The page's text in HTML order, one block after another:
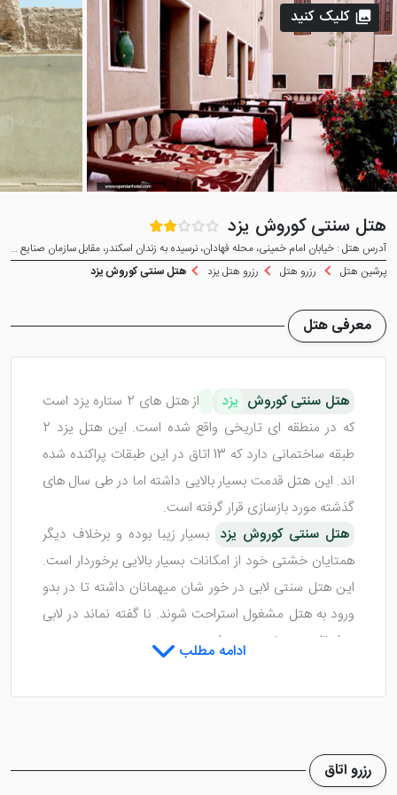
هتل سنتی کوروش یزد
آدرس هتل : خیابان امام خمینی، محله فهادان، نرسیده به زندان اسکندر، مقابل سازمان صنایع دستی و گردشگری
پرشین هتل
رزرو هتل رزرو هتل یزد هتل سنتی کوروش یزد
کلیک کنید
معرفی هتل
هتل سنتی کوروش یزد
از هتل های 2 ستاره یزد است
که در منطقه ای تاریخی واقع شده است. این هتل یزد 2
طبقه ساختمانی دارد که 13 اتاق در این طبقات پراکنده شده
اند. این هتل قدمت بسیار بالایی داشته اما در طی سال های
گذشته مورد بازسازی قرار گرفته است.
هتل سنتی کوروش یزد بسیار زیبا بوده و برخلاف دیگر
همتایان خشتی خود از امکانات بسیار بالایی برخوردار است.
این هتل سنتی لابی در خور شان میهمانان داشته تا در بدو
ورود به هتل مشغول استراحت شوند. نا گفته نماند در لابی
هتل تلویزیون نیز وجود دارد.
آیا هتل سنتی کوروش یزد اتاق های
است؟
ادامه مطلب
رزرو اتاق